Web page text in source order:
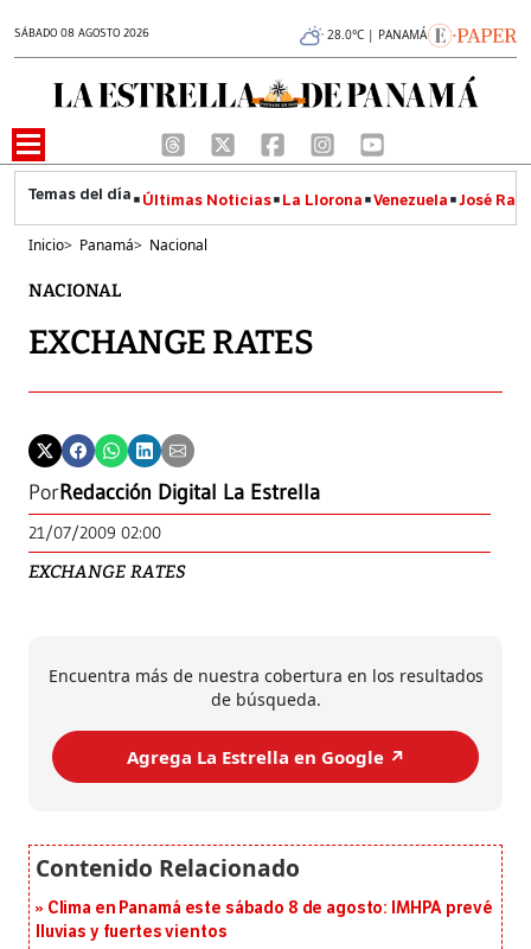
SÁBADO 08 AGOSTO 2026 28.0°C | PANAMÁ
Últimas Noticias La Llorona Venezuela José
Inicio> Panamá> Nacional
NACIONAL
EXCHANGE RATES
PorRedacción Digital La Estrella
21/07/2009 02:00
EXCHANGE RATES
Encuentra más de nuestra cobertura en los resultados
de búsqueda.
Agrega La Estrella en Google ↗️
Clima en Panamá este sábado 8 de agosto: IMHPA prevé
lluvias y fuertes vientos